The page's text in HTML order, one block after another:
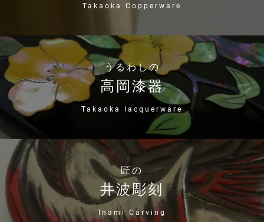
Takaoka Copperware
うるわしの
高岡漆器
Takaoka lacquerware
匠の
井波彫刻
Inami Carving